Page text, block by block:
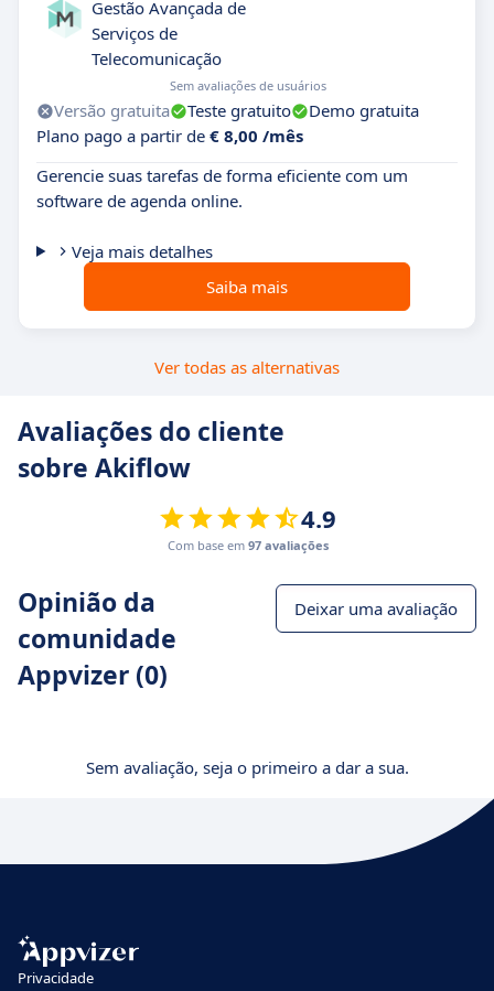
Gestão Avançada de
Serviços de
Telecomunicação
Sem avaliações de usuários
Versão gratuita Teste gratuito
Demo gratuita
Plano pago a partir de € 8,00 /mês
Gerencie suas tarefas de forma eficiente com um
software de agenda online.
Veja mais detalhes
Saiba mais
Ver todas as alternativas
Avaliações do cliente
sobre Akiflow
4.9
Com base em 97 avaliações
Opinião da
comunidade
Appvizer (0)
Deixar uma avaliação
Sem avaliação, seja o primeiro a dar a sua.
Privacidade